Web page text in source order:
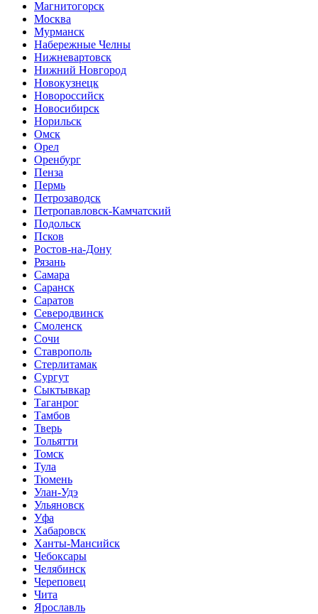
Магнитогорск
Москва
Мурманск
Набережные Челны
Нижневартовск
Нижний Новгород
Новокузнецк
Новороссийск
Новосибирск
Норильск
Омск
Орел
Оренбург
Пенза
Пермь
Петрозаводск
Петропавловск-Камчатский
Подольск
Псков
Ростов-на-Дону
Рязань
Самара
Саранск
Саратов
Северодвинск
Смоленск
Сочи
Ставрополь
Стерлитамак
Сургут
Сыктывкар
Таганрог
Тамбов
Тверь
Тольятти
Томск
Тула
Тюмень
Улан-Удэ
Ульяновск
Уфа
Хабаровск
Ханты-Мансийск
Чебоксары
Челябинск
Череповец
Чита
Ярославль